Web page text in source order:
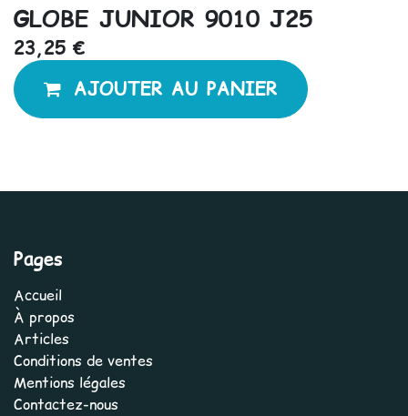
GLOBE JUNIOR 9010 J25
23,25 €
AJOUTER AU PANIER
Pages
Accueil
À propos
Articles
Conditions de ventes
Mentions légales
Contactez-nous